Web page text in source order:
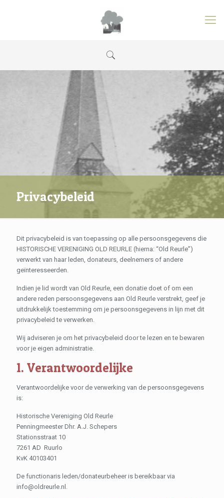
Privacybeleid
Dit privacybeleid is van toepassing op alle persoonsgegevens die
HISTORISCHE VERENIGING OLD REURLE (hierna: “Old Reurle”)
verwerkt van haar leden, donateurs, deelnemers of andere
geïnteresseerden.
Indien je lid wordt van Old Reurle, een donatie doet of om een
andere reden persoonsgegevens aan Old Reurle verstrekt, geef je
uitdrukkelijk toestemming om je persoonsgegevens in lijn met dit
privacybeleid te verwerken.
Wij adviseren je om het privacybeleid door te lezen en te bewaren
voor je eigen administratie.
1. Verantwoordelijke
Verantwoordelijke voor de verwerking van de persoonsgegevens
is:
Historische Vereniging Old Reurle
Penningmeester Dhr. A.J. Schepers
Stationsstraat 10
7261 AD Ruurlo
KvK 40103401
De functionaris leden/donateurbeheer is bereikbaar via
info@oldreurle.nl.